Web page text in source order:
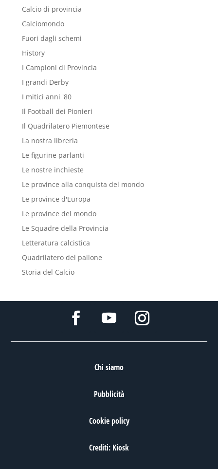
Calcio di provincia
Calciomondo
Fuori dagli schemi
History
I Campioni di Provincia
I grandi Derby
I mitici anni '80
Il Football dei Pionieri
Il Quadrilatero Piemontese
La nostra libreria
Le figurine parlanti
Le nostre inchieste
Le province alla conquista del mondo
Le province d'Europa
Le province del mondo
Le Squadre della Provincia
Letteratura calcistica
Quadrilatero del pallone
Storia del Calcio
Chi siamo
Pubblicità
Cookie policy
Crediti: Kiosk